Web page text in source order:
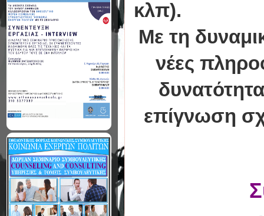
κλπ).
Με τη
νέες
επίγνωση